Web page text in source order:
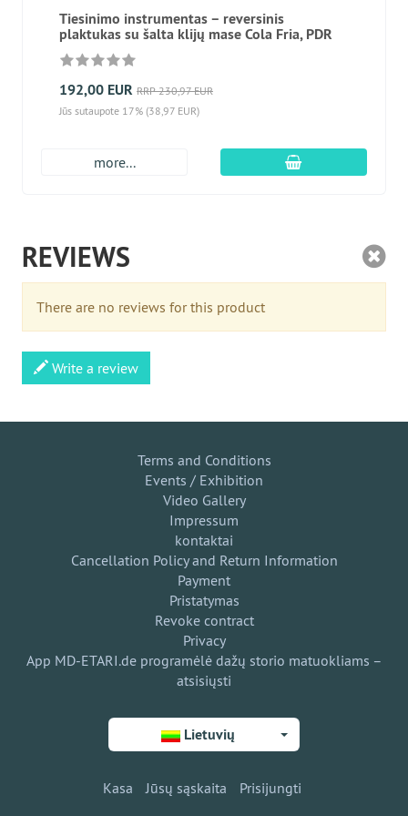
Tiesinimo instrumentas – reversinis
plaktukas su šalta klijų mase Cola Fria, PDR
192,00 EUR RRP 230,97 EUR
Jūs sutaupote 17% (38,97 EUR)
more... Įdėti į krepšį
REVIEWS
There are no reviews for this product
Write a review
Terms and Conditions
Events / Exhibition
Video Gallery
Impressum
kontaktai
Cancellation Policy and Return Information
Payment
Pristatymas
Revoke contract
Privacy
App MD-ETARI.de programėlė dažų storio matuokliams –
atsisiųsti
Lietuvių
Kasa Jūsų sąskaita Prisijungti